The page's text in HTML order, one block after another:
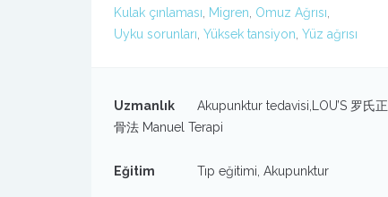
Kulak çınlaması, Migren, Omuz Ağrısı,
Uyku sorunları, Yüksek tansiyon, Yüz ağrısı
Uzmanlık
Akupunktur tedavisi,LOU’S 罗氏正
骨法 Manuel Terapi
Eğitim Tıp eğitimi, Akupunktur